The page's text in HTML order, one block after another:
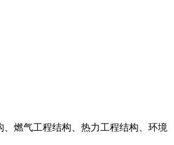
燃气工程结构、热力工程结构、环境